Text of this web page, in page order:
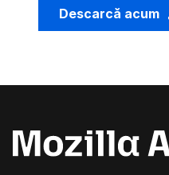
Descarcă acum